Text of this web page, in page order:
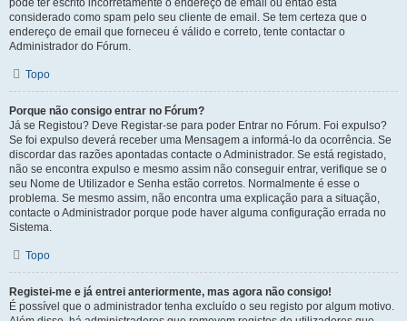
pode ter escrito incorretamente o endereço de email ou então está
considerado como spam pelo seu cliente de email. Se tem certeza que o
endereço de email que forneceu é válido e correto, tente contactar o
Administrador do Fórum.
Topo
Porque não consigo entrar no Fórum?
Já se Registou? Deve Registar-se para poder Entrar no Fórum. Foi expulso?
Se foi expulso deverá receber uma Mensagem a informá-lo da ocorrência. Se
discordar das razões apontadas contacte o Administrador. Se está registado,
não se encontra expulso e mesmo assim não conseguir entrar, verifique se o
seu Nome de Utilizador e Senha estão corretos. Normalmente é esse o
problema. Se mesmo assim, não encontra uma explicação para a situação,
contacte o Administrador porque pode haver alguma configuração errada no
Sistema.
Topo
Registei-me e já entrei anteriormente, mas agora não consigo!
É possível que o administrador tenha excluído o seu registo por algum motivo.